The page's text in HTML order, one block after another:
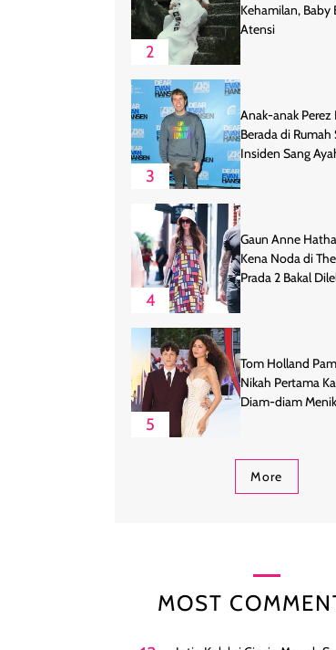
2
Kehamilan, Baby
Atensi
3
Anak-anak
Berada di Rumah
Insiden Sang
4
Gaun Anne
Kena Noda di
Prada 2 Bakal
5
Tom Holland
Nikah Pertama
Diam-diam
More
MOST